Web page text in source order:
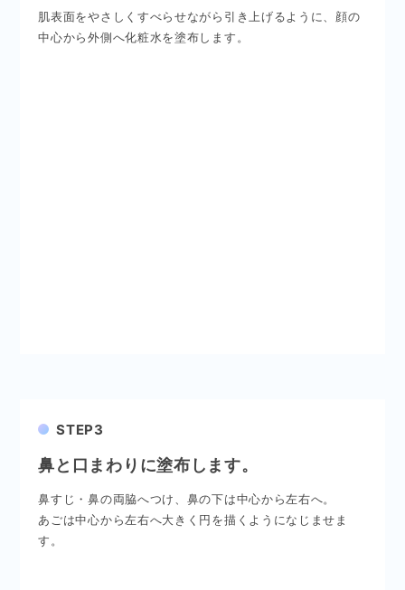
肌表面をやさしくすべらせながら引き上げるように、顔の
中心から外側へ化粧水を塗布します。
STEP3
鼻と口まわりに塗布します。
鼻すじ・鼻の両脇へつけ、鼻の下は中心から左右へ。
あごは中心から左右へ大きく円を描くようになじませま
す。